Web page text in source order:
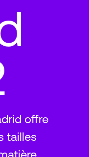
offre
tailles